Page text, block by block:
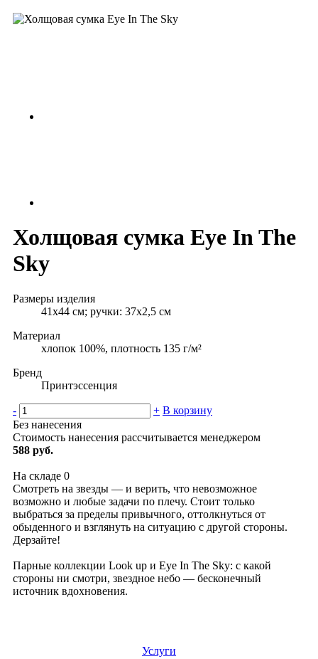
Холщовая сумка Eye In The
Sky
Размеры изделия
41х44 см; ручки: 37х2,5 см
Материал
хлопок 100%, плотность 135 г/м²
Бренд
Принтэссенция
- + В корзину
Без нанесения
Стоимость нанесения рассчитывается менеджером
588 руб.
На складе 0
Смотреть на звезды — и верить, что невозможное
возможно и любые задачи по плечу. Стоит только
выбраться за пределы привычного, оттолкнуться от
обыденного и взглянуть на ситуацию с другой стороны.
Дерзайте!
Парные коллекции Look up и Eye In The Sky: с какой
стороны ни смотри, звездное небо — бесконечный
источник вдохновения.
Услуги